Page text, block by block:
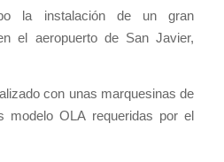
la instalación de un gran
el aeropuerto de San Javier,
con unas marquesinas de
modelo OLA requeridas por el